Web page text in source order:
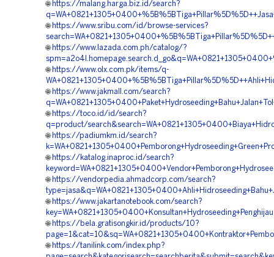
🌐 https://malang.harga.biz.id/search?
🌐 https://www.sribu.com/id/browse-services?
🌐 https://www.lazada.com.ph/catalog/?
🌐 https://www.olx.com.pk/items/q-
🌐 https://www.jakmall.com/search?
🌐 https://toco.id/id/search?
q=product/
🌐 https://padiumkm.id/search?
🌐 https://katalog.inaproc.id/search?
🌐 https://vendorpedia.ahmadcorp.com/search?
🌐 https://www.jakartanotebook.com/search?
🌐 https://bela.gratisongkir.id/products/10?
🌐 https://tanilink.com/index.php?